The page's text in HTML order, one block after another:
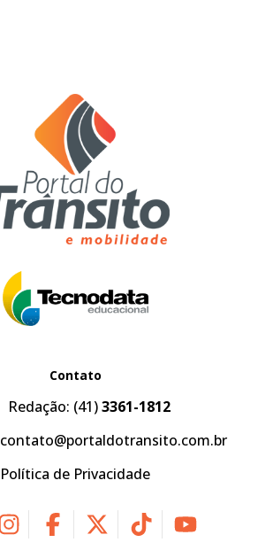
Contato
Redação: (41)3361-1812
contato@portaldotransito.com.br
Política de Privacidade